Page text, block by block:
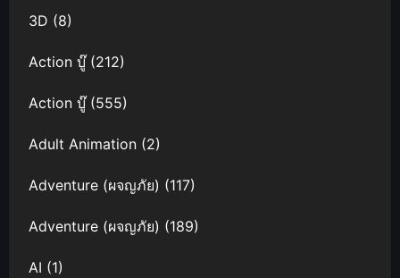
3D (8)
Action บู๊(212)
Action บู๊(555)
Adult Animation (2)
Adventure (ผจญภัย) (117)
Adventure (ผจญภัย) (189)
AI (1)